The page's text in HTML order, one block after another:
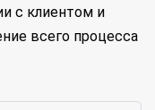
с клиентом и
всего процесса